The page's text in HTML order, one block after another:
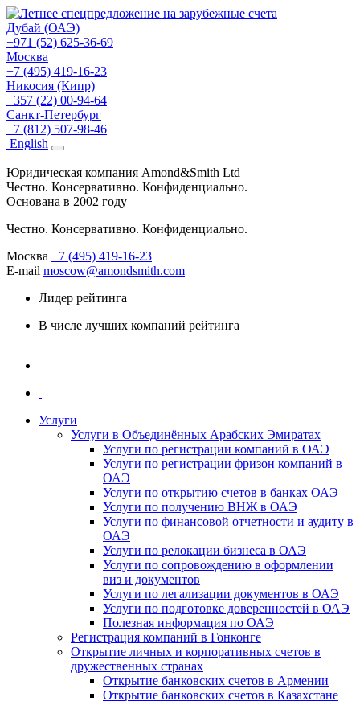
Дубай (ОАЭ)
+971 (52) 625-36-69
Москва
+7 (495) 419-16-23
Никосия (Кипр)
+357 (22) 00-94-64
Санкт-Петербург
+7 (812) 507-98-46
English
Юридическая компания Amond&Smith Ltd
Честно. Консервативно. Конфиденциально.
Основана в 2002 году
Честно. Консервативно. Конфиденциально.
Москва +7 (495) 419-16-23
E-mail moscow@amondsmith.com
Лидер рейтинга
В числе лучших компаний рейтинга
Услуги
Услуги в Объединённых Арабских Эмиратах
Услуги по регистрации компаний в ОАЭ
Услуги по регистрации фризон компаний в
ОАЭ
Услуги по открытию счетов в банках ОАЭ
Услуги по получению ВНЖ в ОАЭ
Услуги по финансовой отчетности и аудиту в
ОАЭ
Услуги по релокации бизнеса в ОАЭ
Услуги по сопровождению в оформлении
виз и документов
Услуги по легализации документов в ОАЭ
Услуги по подготовке доверенностей в ОАЭ
Полезная информация по ОАЭ
Регистрация компаний в Гонконге
Открытие личных и корпоративных счетов в
дружественных странах
Открытие банковских счетов в Армении
Открытие банковских счетов в Казахстане